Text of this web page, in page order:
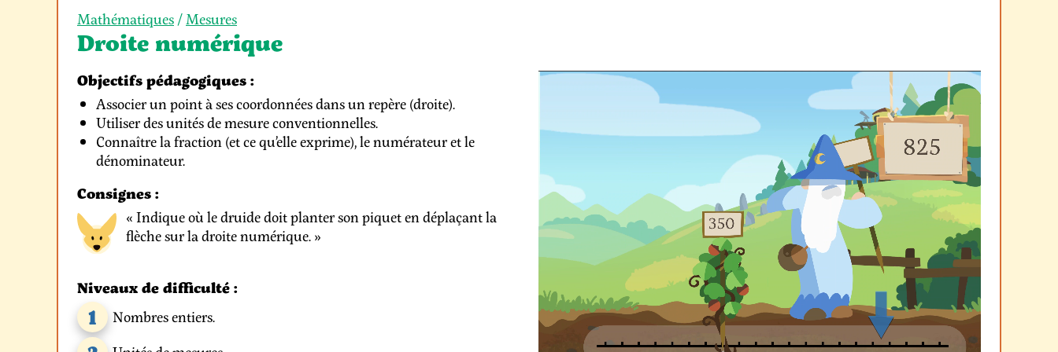
Mathématiques/Mesures
Droite numérique
Objectifs pédagogiques :
Associer un point à ses coordonnées dans un repère (droite).
Utiliser des unités de mesure conventionnelles.
Connaître la fraction (et ce qu’elle exprime), le numérateur et le
dénominateur.
Consignes :
« Indique où le druide doit planter son piquet en déplaçant la
flèche sur la droite numérique. »
Niveaux de difficulté :
1 Nombres entiers.